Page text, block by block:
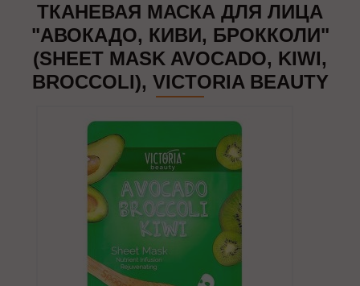
ТКАНЕВАЯ МАСКА ДЛЯ ЛИЦА
"АВОКАДО, КИВИ, БРОККОЛИ"
(SHEET MASK AVOCADO, KIWI,
BROCCOLI), VICTORIA BEAUTY